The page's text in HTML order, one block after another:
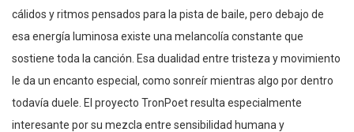
cálidos y ritmos pensados para la pista de baile, pero debajo de
esa energía luminosa existe una melancolía constante que
sostiene toda la canción. Esa dualidad entre tristeza y movimiento
le da un encanto especial, como sonreír mientras algo por dentro
todavía duele. El proyecto TronPoet resulta especialmente
interesante por su mezcla entre sensibilidad humana y